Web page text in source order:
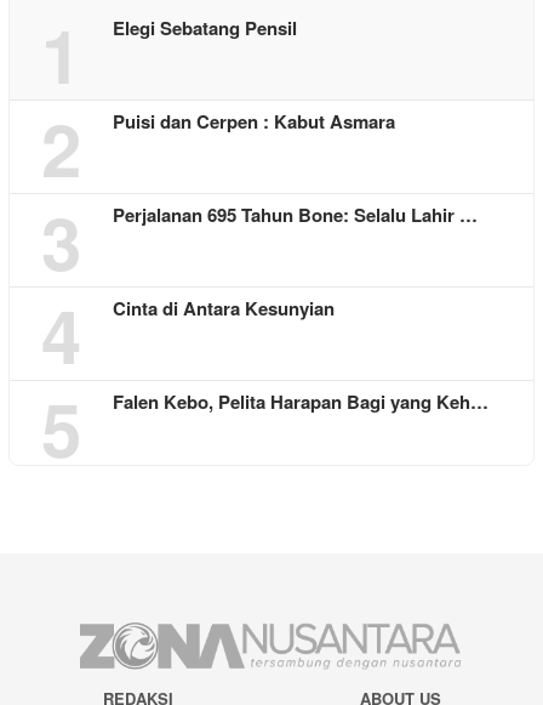
1 Elegi Sebatang Pensil
2 Puisi dan Cerpen : Kabut Asmara
3 Perjalanan 695 Tahun Bone: Selalu Lahir …
4 Cinta di Antara Kesunyian
5 Falen Kebo, Pelita Harapan Bagi yang Keh…
REDAKSI ABOUT US